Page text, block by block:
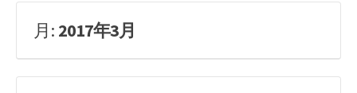
月: 2017年3月